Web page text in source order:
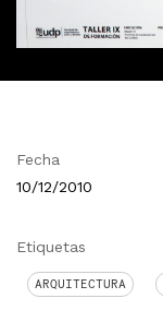
Fecha
10/12/2010
Etiquetas
ARQUITECTURA